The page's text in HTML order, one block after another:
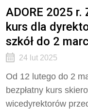
ADORE 2025 r.
kurs dla
szkół do 2
24 lut 2025
Od 12 lutego do 2
bezpłatny kurs
wicedyrektorów